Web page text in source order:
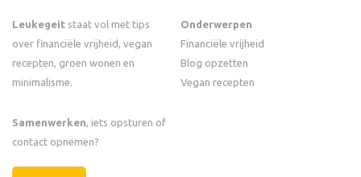
Leukegeit staat vol met tips
over financiële vrijheid, vegan
recepten, groen wonen en
minimalisme.
Samenwerken, iets opsturen of
contact opnemen?
Onderwerpen
Financiële vrijheid
Blog opzetten
Vegan recepten